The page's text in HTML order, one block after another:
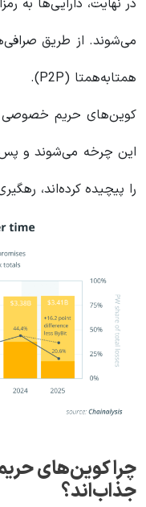
همتا‌به‌همتا (P2P).
کوین‌های حریم خصوصی
این چرخه می‌شوند و پس
را پیچیده کرده‌اند،
چرا کوین‌های
جذاب‌اند؟